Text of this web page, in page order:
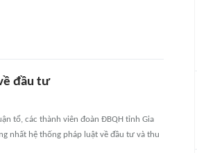
đầu tư
tổ, các thành viên đoàn ĐBQH tỉnh Gia
nhất hệ thống pháp luật về đầu tư và thu